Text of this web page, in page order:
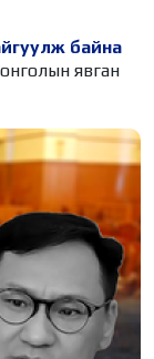
байна
явган